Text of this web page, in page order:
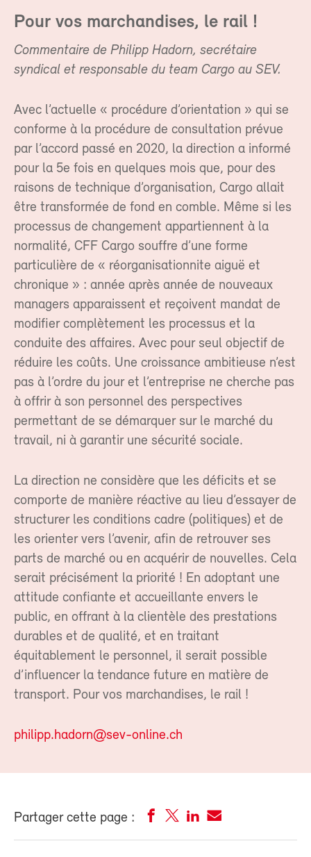
Pour vos marchandises, le rail !
Commentaire de Philipp Hadorn, secrétaire
syndical et responsable du team Cargo au SEV.
Avec l’actuelle « procédure d’orientation » qui se
conforme à la procédure de consultation prévue
par l’accord passé en 2020, la direction a informé
pour la 5e fois en quelques mois que, pour des
raisons de technique d’organisation, Cargo allait
être transformée de fond en comble. Même si les
processus de changement appartiennent à la
normalité, CFF Cargo souffre d’une forme
particulière de « réorganisationnite aiguë et
chronique » : année après année de nouveaux
managers apparaissent et reçoivent mandat de
modifier complètement les processus et la
conduite des affaires. Avec pour seul objectif de
réduire les coûts. Une croissance ambitieuse n’est
pas à l’ordre du jour et l’entreprise ne cherche pas
à offrir à son personnel des perspectives
permettant de se démarquer sur le marché du
travail, ni à garantir une sécurité sociale.
La direction ne considère que les déficits et se
comporte de manière réactive au lieu d’essayer de
structurer les conditions cadre (politiques) et de
les orienter vers l’avenir, afin de retrouver ses
parts de marché ou en acquérir de nouvelles. Cela
serait précisément la priorité ! En adoptant une
attitude confiante et accueillante envers le
public, en offrant à la clientèle des prestations
durables et de qualité, et en traitant
équitablement le personnel, il serait possible
d’influencer la tendance future en matière de
transport. Pour vos marchandises, le rail !
philipp.hadorn@sev-online.ch
Partager cette page :